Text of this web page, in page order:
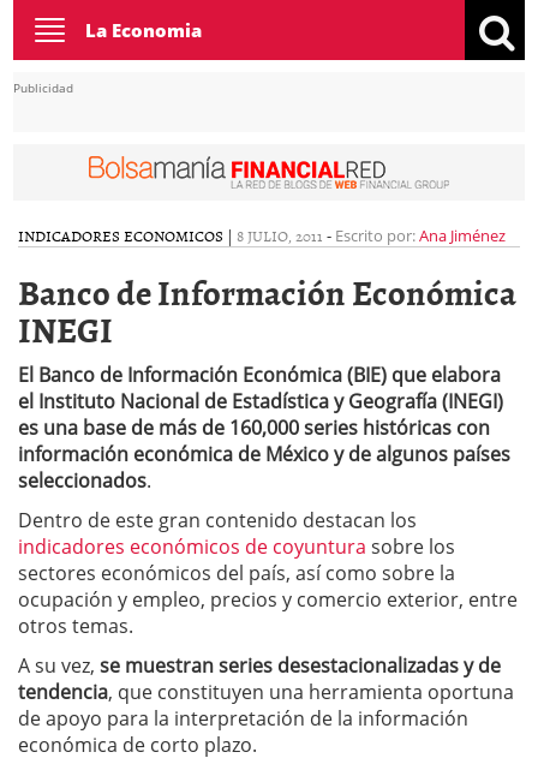
Toggle
navigation
La Economia
Publicidad
INDICADORES ECONOMICOS | 8 JULIO, 2011 - Escrito por:Ana Jiménez
Banco de Información Económica
INEGI
El Banco de Información Económica (BIE) que elabora
el Instituto Nacional de Estadística y Geografía (INEGI)
es una base de más de 160,000 series históricas con
información económica de México y de algunos países
seleccionados.
Dentro de este gran contenido destacan los
indicadores económicos de coyuntura sobre los
sectores económicos del país, así como sobre la
ocupación y empleo, precios y comercio exterior, entre
otros temas.
A su vez, se muestran series desestacionalizadas y de
tendencia, que constituyen una herramienta oportuna
de apoyo para la interpretación de la información
económica de corto plazo.